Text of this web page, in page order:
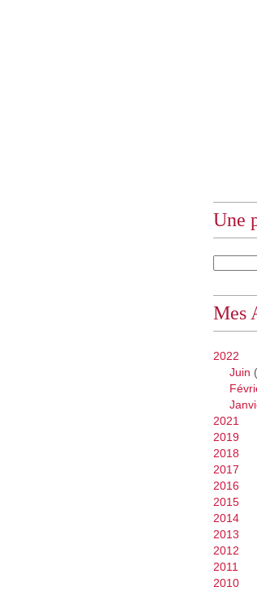
Une
Mes
2022
Juin
2021
2019
2018
2017
2016
2015
2014
2013
2012
2011
2010